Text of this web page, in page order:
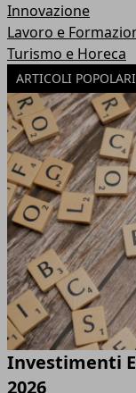
Innovazione
Lavoro e
Turismo e Horeca
ARTICOLI POPOLARI
Investimenti
2026